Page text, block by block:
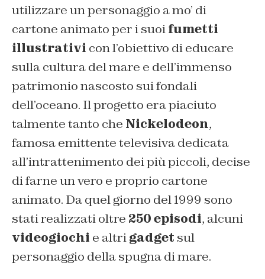
utilizzare un personaggio a mo’ di
cartone animato per i suoifumetti
illustrativi con l’obiettivo di educare
sulla cultura del mare e dell’immenso
patrimonio nascosto sui fondali
dell’oceano. Il progetto era piaciuto
talmente tanto che Nickelodeon,
famosa emittente televisiva dedicata
all’intrattenimento dei più piccoli, decise
di farne un vero e proprio cartone
animato. Da quel giorno del 1999 sono
stati realizzati oltre 250 episodi, alcuni
videogiochi e altrigadget sul
personaggio della spugna di mare.